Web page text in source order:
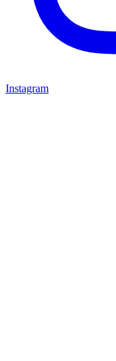
Instagram